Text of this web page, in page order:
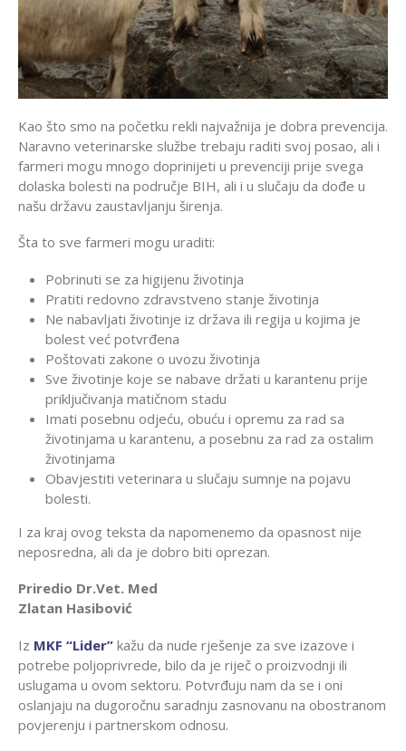
Kao što smo na početku rekli najvažnija je dobra prevencija.
Naravno veterinarske službe trebaju raditi svoj posao, ali i
farmeri mogu mnogo doprinijeti u prevenciji prije svega
dolaska bolesti na područje BIH, ali i u slučaju da dođe u
našu državu zaustavljanju širenja.
Šta to sve farmeri mogu uraditi:
Pobrinuti se za higijenu životinja
Pratiti redovno zdravstveno stanje životinja
Ne nabavljati životinje iz država ili regija u kojima je
bolest već potvrđena
Poštovati zakone o uvozu životinja
Sve životinje koje se nabave držati u karantenu prije
priključivanja matičnom stadu
Imati posebnu odjeću, obuću i opremu za rad sa
životinjama u karantenu, a posebnu za rad za ostalim
životinjama
Obavjestiti veterinara u slučaju sumnje na pojavu
bolesti.
I za kraj ovog teksta da napomenemo da opasnost nije
neposredna, ali da je dobro biti oprezan.
Priredio Dr.Vet. Med
Zlatan Hasibović
Iz MKF “Lider” kažu da nude rješenje za sve izazove i
potrebe poljoprivrede, bilo da je riječ o proizvodnji ili
uslugama u ovom sektoru. Potvrđuju nam da se i oni
oslanjaju na dugoročnu saradnju zasnovanu na obostranom
povjerenju i partnerskom odnosu.